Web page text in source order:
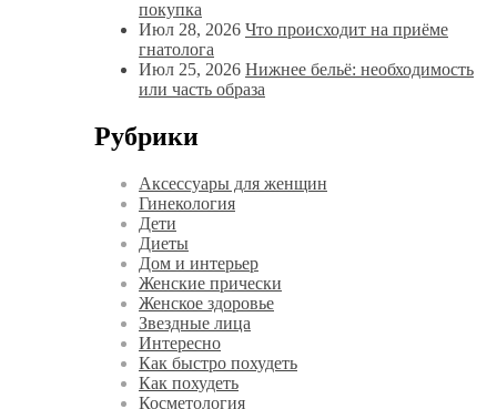
покупка
Июл 28, 2026 Что происходит на приёме
гнатолога
Июл 25, 2026 Нижнее бельё: необходимость
или часть образа
Рубрики
Аксессуары для женщин
Гинекология
Дети
Диеты
Дом и интерьер
Женские прически
Женское здоровье
Звездные лица
Интересно
Как быстро похудеть
Как похудеть
Косметология